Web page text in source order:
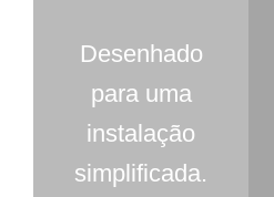
Desenhado
para uma
instalação
simplificada.